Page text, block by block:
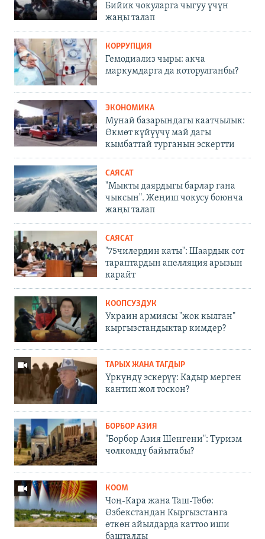
Бийик чокуларга чыгуу үчүн
жаңы талап
КОРРУПЦИЯ
Гемодиализ чыры: акча
маркумдарга да которулганбы?
ЭКОНОМИКА
Мунай базарындагы каатчылык:
Өкмөт күйүүчү май дагы
кымбаттай турганын эскертти
САЯСАТ
"Мыкты даярдыгы барлар гана
чыксын". Жеңиш чокусу боюнча
жаңы талап
САЯСАТ
"75чилердин каты": Шаардык сот
тараптардын апелляция арызын
карайт
КООПСУЗДУК
Украин армиясы "жок кылган"
кыргызстандыктар кимдер?
ТАРЫХ ЖАНА ТАГДЫР
Үркүндү эскерүү: Кадыр мерген
кантип жол тоскон?
БОРБОР АЗИЯ
"Борбор Азия Шенгени": Туризм
чөлкөмдү байытабы?
КООМ
Чоң-Кара жана Таш-Төбө:
Өзбекстандан Кыргызстанга
өткөн айылдарда каттоо иши
башталды